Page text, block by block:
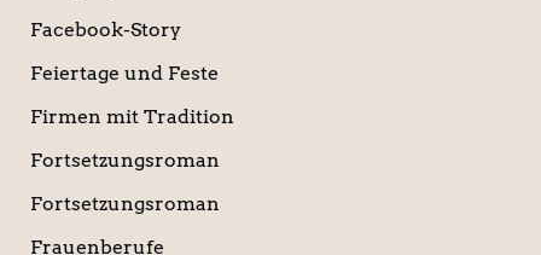
Facebook-Story
Feiertage und Feste
Firmen mit Tradition
Fortsetzungsroman
Fortsetzungsroman
Frauenberufe